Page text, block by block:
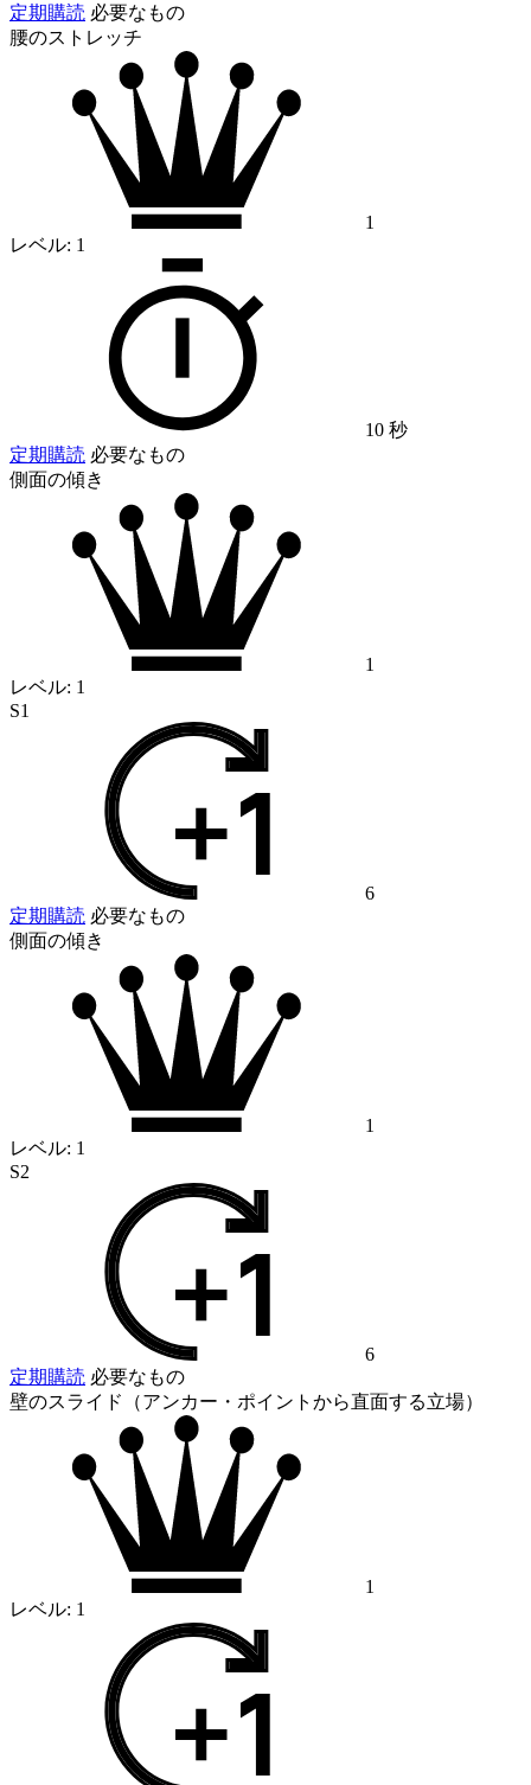
定期購読 必要なもの
腰のストレッチ
1
レベル: 1
10 秒
定期購読 必要なもの
側面の傾き
1
レベル: 1
S1
6
定期購読 必要なもの
側面の傾き
1
レベル: 1
S2
6
定期購読 必要なもの
壁のスライド（アンカー・ポイントから直面する立場）
1
レベル: 1